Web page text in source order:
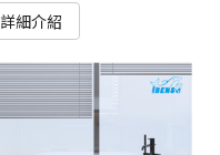
詳細介紹